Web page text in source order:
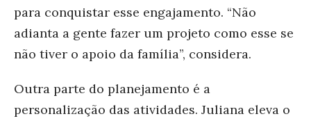
para conquistar esse engajamento. “Não
adianta a gente fazer um projeto como esse se
não tiver o apoio da família”, considera.
Outra parte do planejamento é a
personalização das atividades. Juliana eleva o